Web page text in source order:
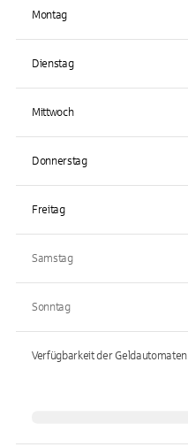
Montag
Dienstag
Mittwoch
Donnerstag
Freitag
Samstag
Sonntag
Verfügbarkeit der Geldautomaten